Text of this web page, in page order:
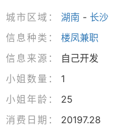
城市区域： 湖南 - 长沙
信息种类：
楼凤兼职
信息来源：
自己开发
小姐数量：
1
小姐年龄：
25
消费日期：
20197.28